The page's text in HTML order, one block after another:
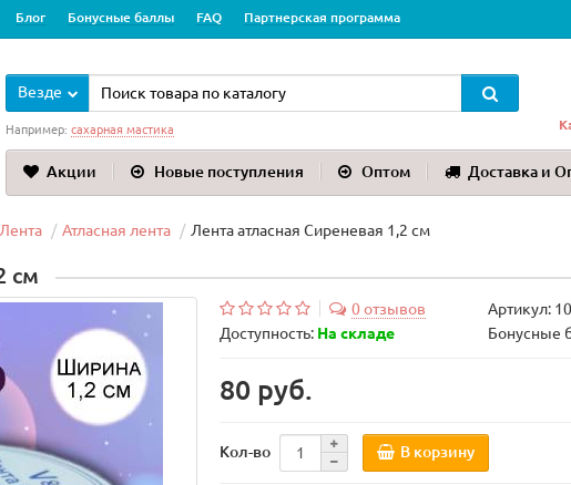
Блог Бонусные баллы FAQ Партнерская программа
Везде
Например: сахарная мастика
Акции Новые поступления Оптом Доставка и
Лента Атласная лента Лента атласная Сиреневая 1,2 см
см
0 отзывов Артикул:
Доступность: На складе Бонусные
80 руб.
Кол-во В корзину